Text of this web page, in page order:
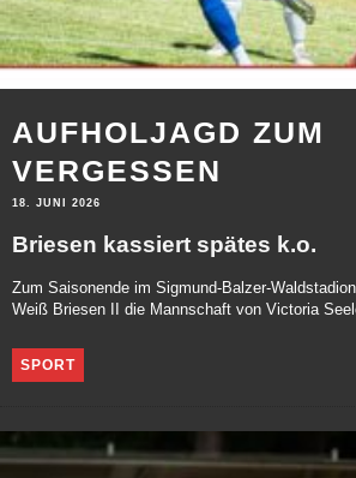
AUFHOLJAGD ZUM
VERGESSEN
18. JUNI 2026
Briesen kassiert spätes k.o.
Zum Saisonende im Sigmund-Balzer-
Weiß Briesen II die Mannschaft von Victoria
SPORT